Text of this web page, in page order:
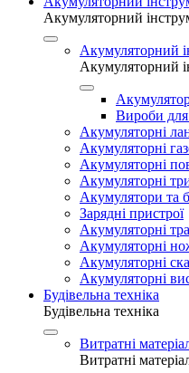
Акумуляторний
Акумуляторний
Акумуляторний
Вироби для
Акумуляторні
Акумуляторні
Акумуляторні
Акумуляторні
Акумулятори та
Зарядні пристрої
Акумуляторні
Акумуляторні
Акумуляторні
Акумуляторні
Будівельна техніка
Будівельна техніка
Витратні
Витратні